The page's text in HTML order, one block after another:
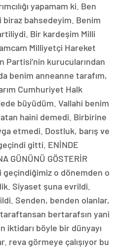
yapamam ki. Ben
bahsedeyim. Benim
Bir kardeşim Milli
Milliyetçi Hareket
Partisi’nin kurucularından
benim anneanne tarafım,
Cumhuriyet Halk
büyüdüm. Vallahi benim
haini demedi. Birbirine
etmedi. Dostluk, barış ve
gitti. ENİNDE
GÜNÜNÜ GÖSTERİR
geçindiğimiz o dönemden o
Siyaset şuna evrildi.
Senden, benden olanlar,
bertarafsın yani
iktidarı böyle bir dünyayı
reva görmeye çalışıyor bu